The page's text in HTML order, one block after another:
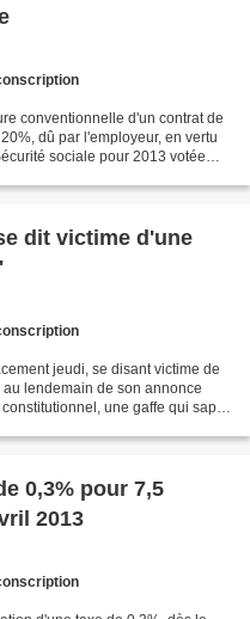
conventionnelle d'un contrat de
dû par l'employeur, en vertu
sociale pour 2013 votée
dit victime d'une
jeudi, se disant victime de
lendemain de son annonce
une gaffe qui sape
0,3% pour 7,5
2013